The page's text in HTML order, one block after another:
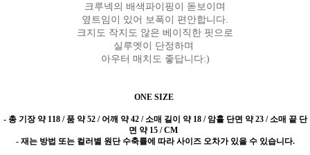
크루넥의 배색파이핑이 돋보이며
옆트임이 있어 보폭이 편안합니다.
크지도 작지도 않은 베이직한 핏으로
실루엣이 단정하며
아우터 매치도 좋답니다:)
ONE SIZE
- 총 기장 약 118 / 품 약 52 / 어깨 약 42 / 소매 길이 약 18 / 암홀 단면 약 23 / 소매 끝 단
면 약 15 / CM
- 재는 방법 또는 컬러별 원단 수축률에 따라 사이즈 오차가 있을 수 있습니다.